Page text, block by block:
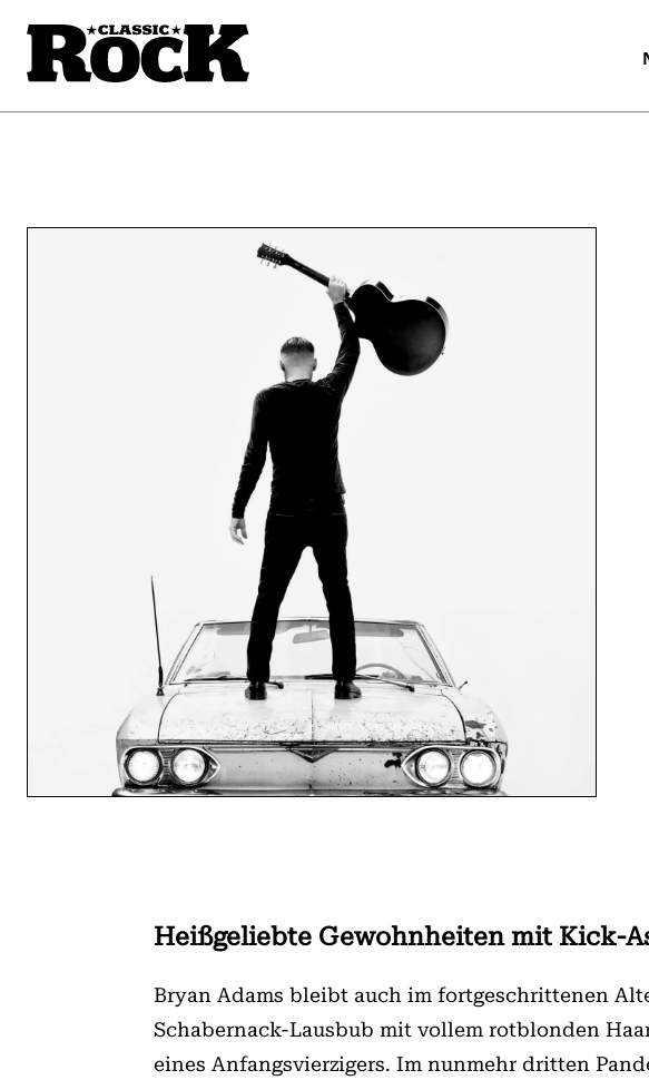
Heißgeliebte Gewohnheiten mit Kick-
Bryan Adams bleibt auch im fortgeschrittenen
Schabernack-Lausbub mit vollem rotblonden
eines Anfangsvierzigers. Im nunmehr dritten